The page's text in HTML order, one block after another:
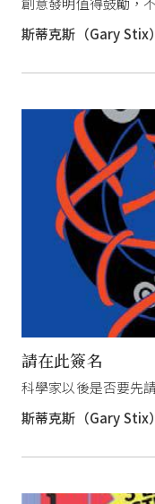
斯蒂克斯（Gary Stix）
請在此簽名
科學家以後是否要先
斯蒂克斯（Gary Stix）